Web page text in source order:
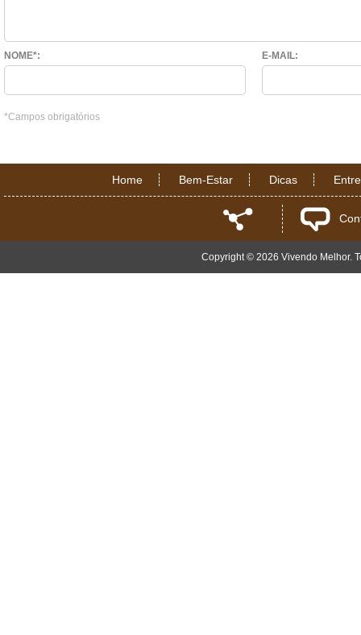
NOME*: E-MAIL:
*Campos obrigatórios
Home Bem-Estar Dicas
Copyright © 2026 Vivendo Melhor.